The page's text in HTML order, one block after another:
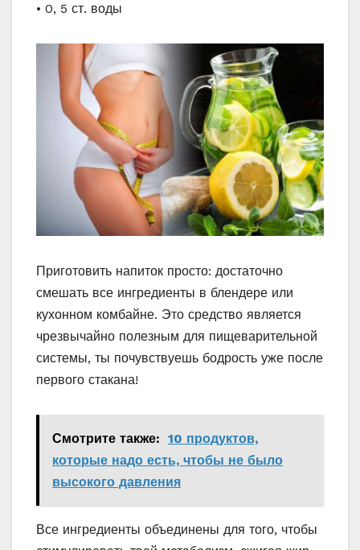
• 0, 5 ст. воды
Приготовить напиток просто: достаточно
смешать все ингредиенты в блендере или
кухонном комбайне. Это средство является
чрезвычайно полезным для пищеварительной
системы, ты почувствуешь бодрость уже после
первого стакана!
Смотрите также: 10 продуктов,
которые надо есть, чтобы не было
высокого давления
Все ингредиенты объединены для того, чтобы